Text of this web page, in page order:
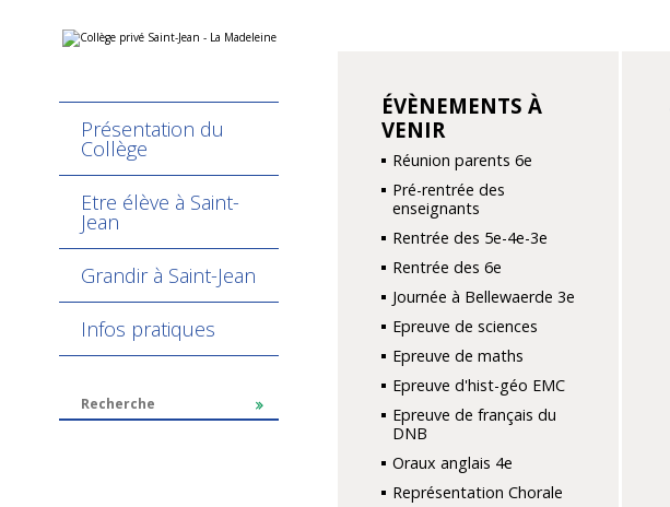
Aller
au
navigation
Outils
personnels
Présentation du
Collège
Etre élève à Saint-
Jean
Grandir à Saint-Jean
Infos pratiques
NAVIGATION
ÉVÈNEMENTS À
VENIR
Réunion parents 6e
Pré-rentrée des
enseignants
Rentrée des 5e-4e-3e
Rentrée des 6e
Journée à Bellewaerde 3e
Epreuve de sciences
Epreuve de maths
Epreuve d'hist-géo EMC
Epreuve de français du
DNB
Oraux anglais 4e
Représentation Chorale